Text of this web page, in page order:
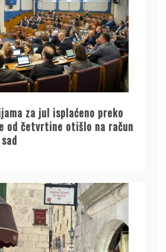
za jul isplaćeno preko
od četvrtine otišlo na račun